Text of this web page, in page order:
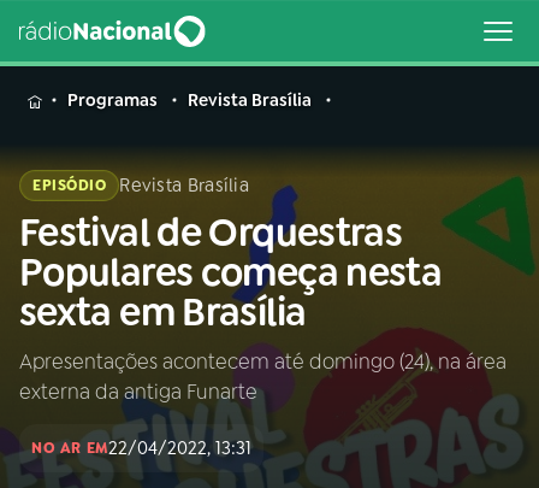
MENU
Buscar
na
Rádio
Nacional
Buscar
AO VIVO
01INÍCIO
Programas Revista Brasília
EPISÓDIO Revista Brasília
Festival de Orquestras
Populares começa nesta
sexta em Brasília
Apresentações acontecem até domingo (24), na área
externa da antiga Funarte
NO AR EM22/04/2022, 13:31